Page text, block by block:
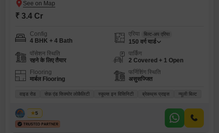
₹ 3.4 Cr
Config
4 BHK + 4 Bath
एरिया बिल्ट-अप एरिया
150 वर्ग यार्ड
पॉसेशन स्थिति
रहने के लिए तैयार
पार्किंग
2 Covered + 1 Open
Flooring
मार्बल Flooring
फर्निशिंग स्थिति
असुसज्जित
वाइड रोड सेफ़ एंड सिक्योर लोकैलिटी स्कूल्स इन विसिनिटी ब्रेकथ्रू प्राइस न्यूली बिल्ट
सोनिया
5